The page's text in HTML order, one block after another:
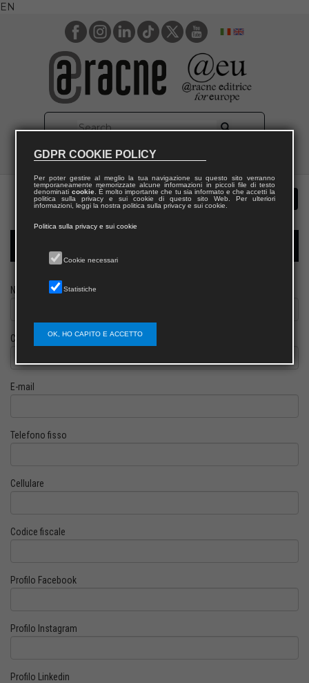
EN
Modulo richiesta saggio biblioteca
Nome
Cognome
E-mail
Telefono fisso
Cellulare
Codice fiscale
Profilo Facebook
Profilo Instagram
Profilo Linkedin
GDPR COOKIE POLICY
Per poter gestire al meglio la tua navigazione su questo sito verranno
temporaneamente memorizzate alcune informazioni in piccoli file di testo
denominati cookie. È molto importante che tu sia informato e che accetti la
politica sulla privacy e sui cookie di questo sito Web. Per ulteriori
informazioni, leggi la nostra politica sulla privacy e sui cookie.
Politica sulla privacy e sui cookie
Cookie necessari
Statistiche
OK, HO CAPITO E ACCETTO